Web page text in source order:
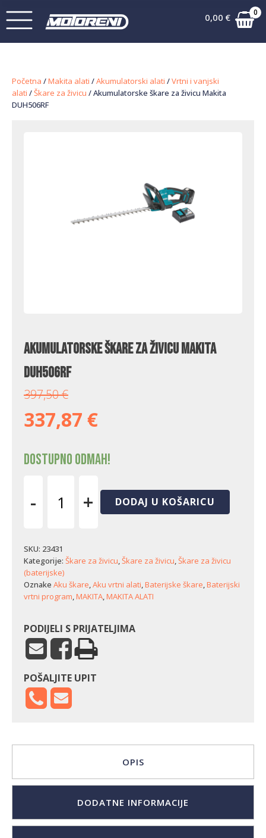
0,00 € 0
Početna /Makita alati /Akumulatorski alati /Vrtni i vanjski
alati /Škare za živicu / Akumulatorske škare za živicu Makita
DUH506RF
Akumulatorske škare za živicu Makita
DUH506RF
397,50€
337,87 €
Dostupno odmah!
-
živicu
Makita
DUH506RF
količina
+ DODAJ U KOŠARICU
SKU: 23431
Kategorije: Škare za živicu,Škare za živicu,Škare za živicu
(baterijske)
Oznake Aku škare,Aku vrtni alati,Baterijske škare,Baterijski
vrtni program,MAKITA,MAKITA ALATI
PODIJELI S PRIJATELJIMA
POŠALJITE UPIT
OPIS
DODATNE INFORMACIJE